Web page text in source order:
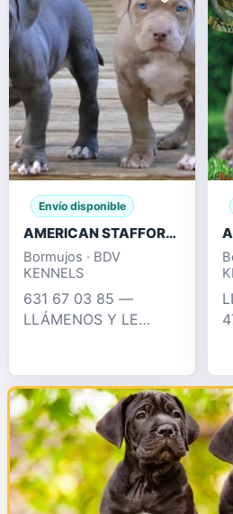
Envío disponible
AMERICAN STAFFORD BLUE , FAWN , CHAMPAGNE
Bormujos · BDV
KENNELS
631 67 03 85 —
LLÁMENOS Y LE
CACHORROS
AMERICAN STAFFORD
, BLUE , CHAMPAGNE ,
CHOCO DE OJOS
AZULES., SILVER...
PEDIGREE COMPL